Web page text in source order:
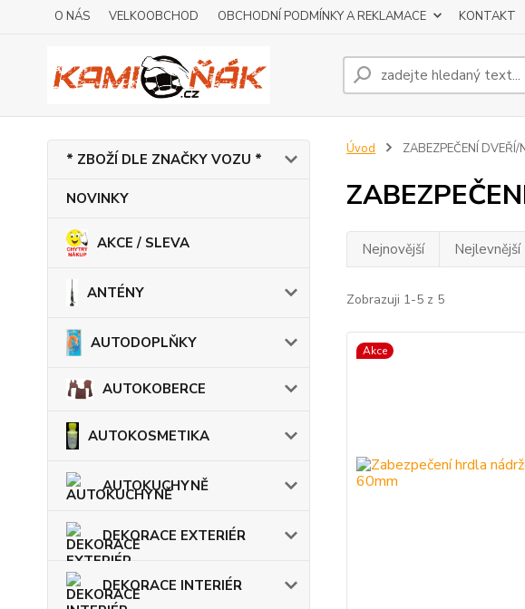
O NÁS VELKOOBCHOD OBCHODNÍ PODMÍNKY A REKLAMACE KONTAKT
* ZBOŽÍ DLE ZNAČKY VOZU *
NOVINKY
AKCE / SLEVA
ANTÉNY
AUTODOPLŇKY
AUTOKOBERCE
AUTOKOSMETIKA
AUTOKUCHYNĚ
DEKORACE EXTERIÉR
DEKORACE INTERIÉR
Úvod ZABEZPEČENÍ DVEŘÍ/
Nejnovější Nejlevnější
Zobrazuji 1-5 z 5
Akce